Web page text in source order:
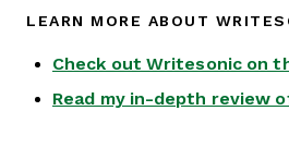
LEARN MORE ABOUT
Check out Writesonic on
Read my in-depth review